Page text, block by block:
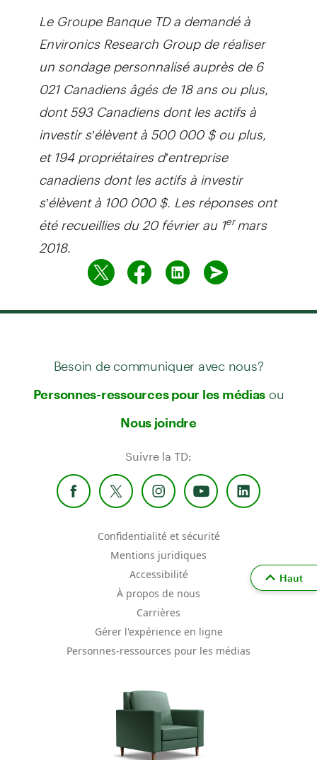
Le Groupe Banque TD a demandé à
Environics Research Group de réaliser
un sondage personnalisé auprès de 6
021 Canadiens âgés de 18 ans ou plus,
dont 593 Canadiens dont les actifs à
investir s’élèvent à 500 000 $ ou plus,
et 194 propriétaires d’entreprise
canadiens dont les actifs à investir
s’élèvent à 100 000 $. Les réponses ont
été recueillies du 20 février au 1ermars
2018.
Besoin de communiquer avec nous?
Personnes-ressources pour les médias ou
Nous joindre
Suivre la TD:
Confidentialité et sécurité
Mentions juridiques
Accessibilité
À propos de nous
Carrières
Gérer l'expérience en ligne
Personnes-ressources pour les médias
Haut